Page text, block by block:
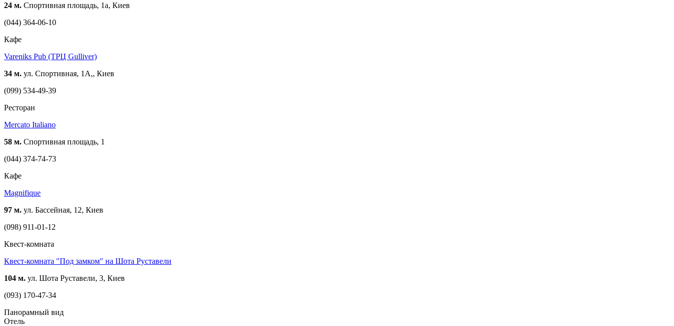
24 м. Спортивная площадь, 1а, Киев
(044) 364-06-10
Кафе
Vareniks Pub (ТРЦ Gulliver)
34 м. ул. Спортивная, 1А,, Киев
(099) 534-49-39
Ресторан
Mercato Italiano
58 м. Спортивная площадь, 1
(044) 374-74-73
Кафе
Magnifique
97 м. ул. Бассейная, 12, Киев
(098) 911-01-12
Квест-комната
Квест-комната "Под замком" на Шота Руставели
104 м. ул. Шота Руставели, 3, Киев
(093) 170-47-34
Панорамный вид
Отель